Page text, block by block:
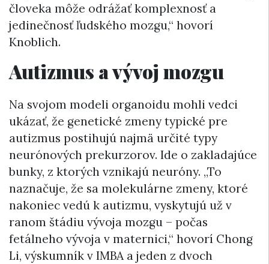
človeka môže odrážať komplexnosť a
jedinečnosť ľudského mozgu,“ hovorí
Knoblich.
Autizmus a vývoj mozgu
Na svojom modeli organoidu mohli vedci
ukázať, že genetické zmeny typické pre
autizmus postihujú najmä určité typy
neurónových prekurzorov. Ide o zakladajúce
bunky, z ktorých vznikajú neuróny. „To
naznačuje, že sa molekulárne zmeny, ktoré
nakoniec vedú k autizmu, vyskytujú už v
ranom štádiu vývoja mozgu – počas
fetálneho vývoja v maternici,“ hovorí Chong
Li, výskumník v IMBA a jeden z dvoch